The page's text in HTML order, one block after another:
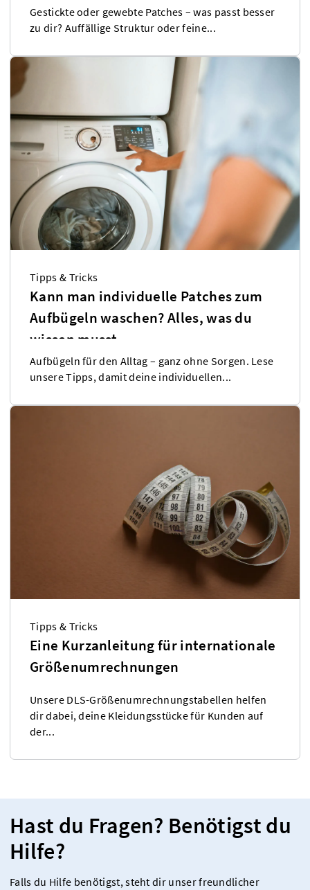
Gestickte oder gewebte Patches – was passt besser
zu dir? Auffällige Struktur oder feine...
Tipps & Tricks
Kann man individuelle Patches zum
Aufbügeln waschen? Alles, was du
wissen musst
Aufbügeln für den Alltag – ganz ohne Sorgen. Lese
unsere Tipps, damit deine individuellen...
Tipps & Tricks
Eine Kurzanleitung für internationale
Größenumrechnungen
Unsere DLS-Größenumrechnungstabellen helfen
dir dabei, deine Kleidungsstücke für Kunden auf
der...
Hast du Fragen? Benötigst du
Hilfe?
Falls du Hilfe benötigst, steht dir unser freundlicher